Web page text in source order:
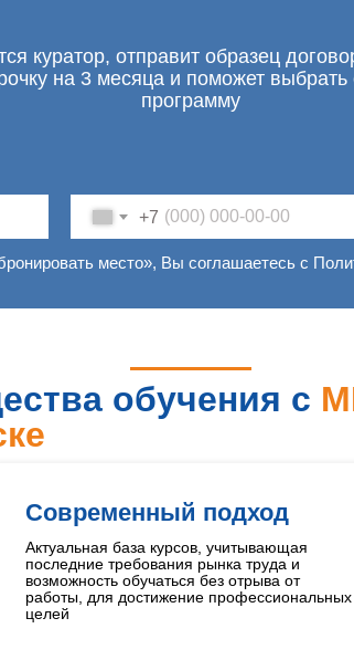
куратор, отправит образец
на 3 месяца и поможет
программу
+7
место», Вы соглашаетесь с
обучения с
Современный подход
Актуальная база курсов, учитывающая
последние требования рынка труда и
возможность обучаться без отрыва от
работы, для достижение профессиональных
целей